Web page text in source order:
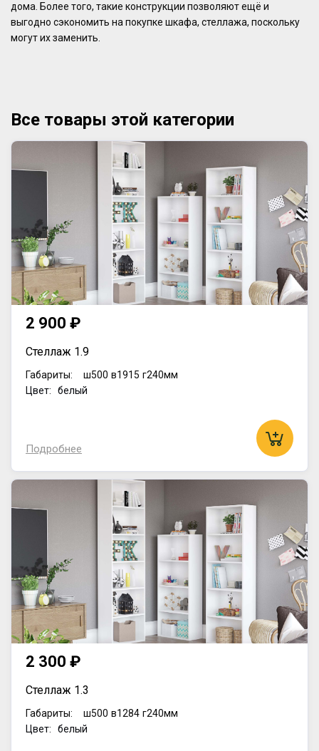
дома. Более того, такие конструкции позволяют ещё и
выгодно сэкономить на покупке шкафа, стеллажа, поскольку
могут их заменить.
Все товары этой категории
2 900 ₽
Стеллаж 1.9
Габариты: ш500 в1915 г240мм
Цвет: белый
Подробнее
2 300 ₽
Стеллаж 1.3
Габариты: ш500 в1284 г240мм
Цвет: белый